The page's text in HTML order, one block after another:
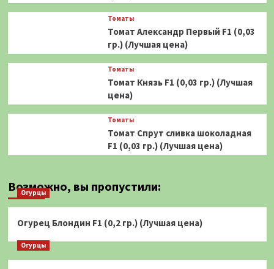
Томаты
Томат Александр Первый F1 (0,03
гр.) (Лучшая цена)
Томаты
Томат Князь F1 (0,03 гр.) (Лучшая
цена)
Томаты
Томат Спрут сливка шоколадная
F1 (0,03 гр.) (Лучшая цена)
Возможно, вы пропустили:
Огурцы
Огурец Блондин F1 (0,2 гр.) (Лучшая цена)
Огурцы